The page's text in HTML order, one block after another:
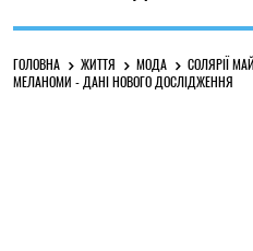
ГОЛОВНА ЖИТТЯ МОДА
СОЛЯРІЇ
МЕЛАНОМИ - ДАНІ НОВОГО ДОСЛІДЖЕННЯ